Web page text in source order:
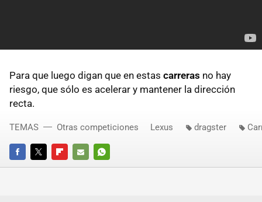
Para que luego digan que en estas carreras no hay
riesgo, que sólo es acelerar y mantener la dirección
recta.
FACEBOOKTWITTERFLIPBOARD
E-
WHATSAPP
TEMAS Otras competiciones Lexus dragster